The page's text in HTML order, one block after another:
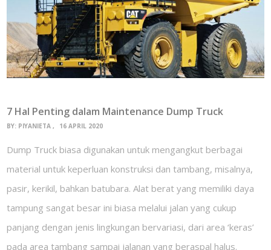
7 Hal Penting dalam Maintenance Dump Truck
BY: PIYANIETA 16 APRIL 2020
Dump Truck biasa digunakan untuk mengangkut berbagai
material untuk keperluan konstruksi dan tambang, misalnya,
pasir, kerikil, bahkan batubara. Alat berat yang memiliki daya
tampung sangat besar ini biasa melalui jalan yang cukup
panjang dengan jenis lingkungan bervariasi, dari area ‘keras’
pada area tambang sampai jalanan yang beraspal halus.